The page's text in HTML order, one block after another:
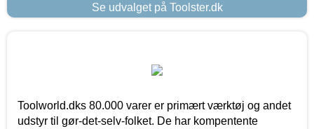
Se udvalget på Toolster.dk
Toolworld.dks 80.000 varer er primært værktøj og andet
udstyr til gør-det-selv-folket. De har kompentente